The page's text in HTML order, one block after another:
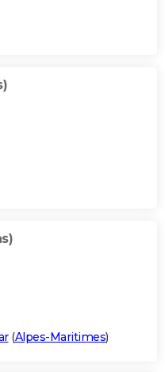
(Alpes-Maritimes)